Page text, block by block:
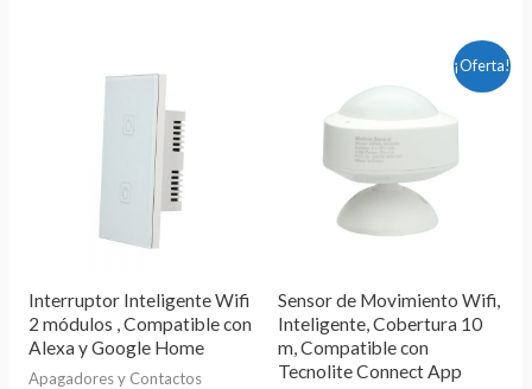
Interruptor Inteligente Wifi
2 módulos , Compatible con
Alexa y Google Home
Apagadores y Contactos
¡Oferta!
Sensor de Movimiento Wifi,
Inteligente, Cobertura 10
m, Compatible con
Tecnolite Connect App
original
era:
$615.85.
actual
es: